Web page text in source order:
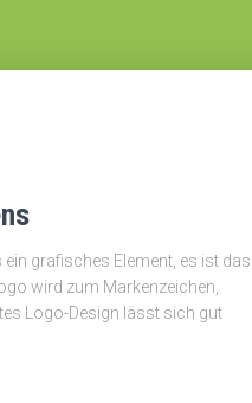
grafisches Element, es ist das
wird zum Markenzeichen,
Logo-Design lässt sich gut